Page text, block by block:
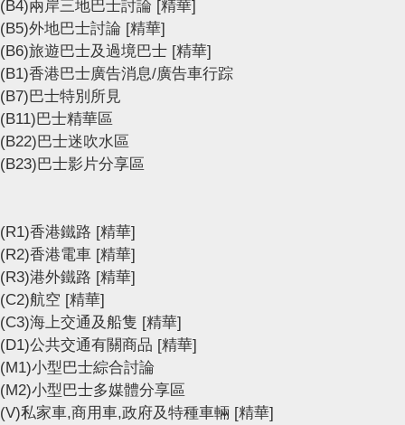
(B4)兩岸三地巴士討論 [精華]
(B5)外地巴士討論 [精華]
(B6)旅遊巴士及過境巴士 [精華]
(B1)香港巴士廣告消息/廣告車行踪
(B7)巴士特別所見
(B11)巴士精華區
(B22)巴士迷吹水區
(B23)巴士影片分享區
(R1)香港鐵路 [精華]
(R2)香港電車 [精華]
(R3)港外鐵路 [精華]
(C2)航空 [精華]
(C3)海上交通及船隻 [精華]
(D1)公共交通有關商品 [精華]
(M1)小型巴士綜合討論
(M2)小型巴士多媒體分享區
(V)私家車,商用車,政府及特種車輛 [精華]